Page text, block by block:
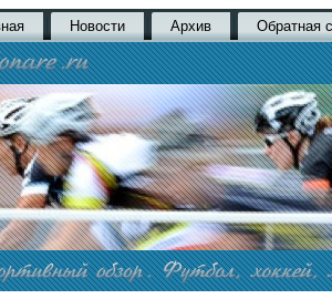
Новости Архив Обратная